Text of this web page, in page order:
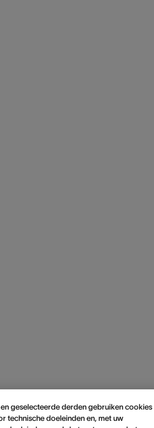
geselecteerde derden gebruiken cookies
technische doeleinden en, met uw